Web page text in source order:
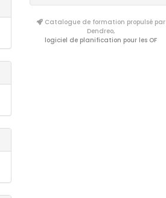
Catalogue de formation propulsé par
Dendreo,
logiciel de planification pour les OF